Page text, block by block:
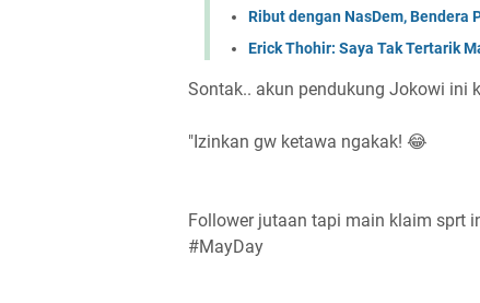
Ribut dengan NasDem, Bendera
Erick Thohir: Saya Tak Tertarik
Sontak.. akun pendukung Jokowi ini
"Izinkan gw ketawa ngakak! 😂
Follower jutaan tapi main klaim sprt
#MayDay